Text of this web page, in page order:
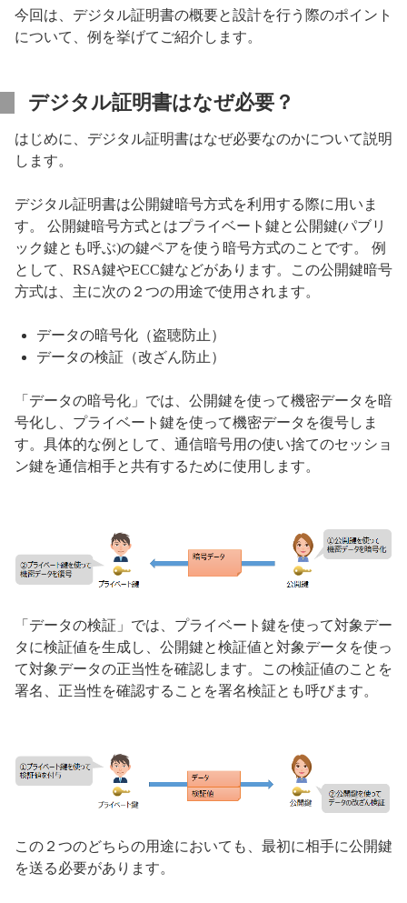
今回は、デジタル証明書の概要と設計を行う際のポイント
について、例を挙げてご紹介します。
デジタル証明書はなぜ必要？
はじめに、デジタル証明書はなぜ必要なのかについて説明
します。
デジタル証明書は公開鍵暗号方式を利用する際に用いま
す。 公開鍵暗号方式とはプライベート鍵と公開鍵(パブリ
ック鍵とも呼ぶ)の鍵ペアを使う暗号方式のことです。 例
として、RSA鍵やECC鍵などがあります。この公開鍵暗号
方式は、主に次の２つの用途で使用されます。
データの暗号化（盗聴防止）
データの検証（改ざん防止）
「データの暗号化」では、公開鍵を使って機密データを暗
号化し、プライベート鍵を使って機密データを復号しま
す。具体的な例として、通信暗号用の使い捨てのセッショ
ン鍵を通信相手と共有するために使用します。
「データの検証」では、プライベート鍵を使って対象デー
タに検証値を生成し、公開鍵と検証値と対象データを使っ
て対象データの正当性を確認します。この検証値のことを
署名、正当性を確認することを署名検証とも呼びます。
この２つのどちらの用途においても、最初に相手に公開鍵
を送る必要があります。